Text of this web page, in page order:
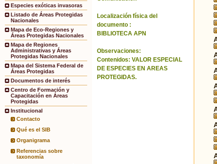
Especies exóticas invasoras
Listado de Áreas Protegidas
Nacionales
Mapa de Eco-Regiones y
Áreas Protegidas Nacionales
Mapa de Regiones
Administrativas y Áreas
Protegidas Nacionales
Mapa del Sistema Federal de
Áreas Protegidas
Documentos de interés
Centro de Formación y
Capacitación en Áreas
Protegidas
Institucional
Contacto
Qué es el SIB
Organigrama
Referencias sobre
taxonomía
Localización física del
documento :
BIBLIOTECA APN
Observaciones:
Contenidos: VALOR ESPECIAL
DE ESPECIES EN AREAS
PROTEGIDAS.